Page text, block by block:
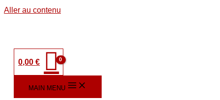
Aller au contenu
0,00€
MAIN MENU